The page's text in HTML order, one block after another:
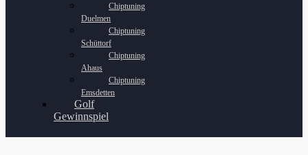
Chiptuning
Duelmen
Chiptuning
Schüttorf
Chiptuning
Ahaus
Chiptuning
Emsdetten
Golf
Gewinnspiel